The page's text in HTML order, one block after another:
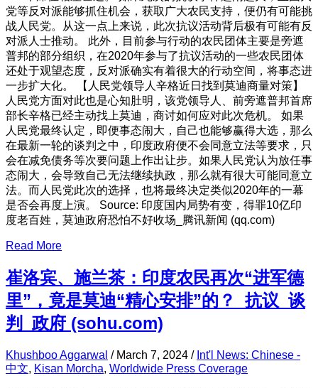
党等反对派能够抓住机会，获取广大农民支持，便仍有可能挑
战人民党。从这一点上来说，此次抗议活动背后极有可能有反
对派人士推动。 此外，目前参与行动的农民团体主要是旁遮
普邦的部分组织，在2020年参与了抗议活动的一些农民团体
还处于观望态度，反对派确实有着很大的行动空间，将事态进
一步扩大化。 【人民党领导人辛格近日找到莫迪商量对策】
人民党方面对此也是心知肚明，该党领导人、前旁遮普邦首席
部长辛格已经主动找上莫迪，商讨如何应对此次危机。 如果
人民党最终认定，即便事态闹大，自己也能够赢得大选，那么
在最新一轮的谈判之中，印度政府便不会同意立法等要求，只
会在减免债务等次要问题上作出让步。如果人民党认为放任事
态闹大，会导致自己无法继续执政，那么就有很大可能同意立
法。而人民党此次的选择，也将最终决定类似2020年的一幕
是否会再度上演。 Source: 印度国内局势有变，得罪10亿印
度老百姓，莫迪政府恐怕不好收场_腾讯新闻 (qq.com)
Read More
崔洛宾、施兰茶：印度农民再次“进军德
里”，竟是莫迪“精心安排”的？_抗议_谈
判_政府 (sohu.com)
Khushboo Aggarwal / March 7, 2024 / Int'l News: Chinese -
中文, Kisan Morcha, Worldwide Press Coverage